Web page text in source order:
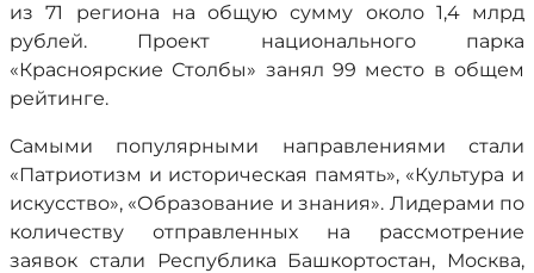
из 71 региона на общую сумму около 1,4 млрд
рублей. Проект национального парка
«Красноярские Столбы» занял 99 место в общем
рейтинге.
Самыми популярными направлениями стали
«Патриотизм и историческая память», «Культура и
искусство», «Образование и знания». Лидерами по
количеству отправленных на рассмотрение
заявок стали Республика Башкортостан, Москва,